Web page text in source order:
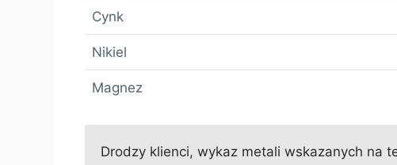
Cynk
Nikiel
Magnez
Drodzy klienci, wykaz metali wskazanych na